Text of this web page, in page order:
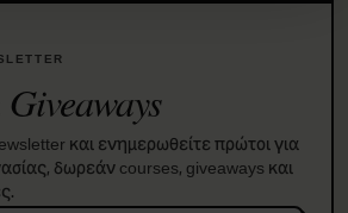
και ενημερωθείτε πρώτοι για
δωρεάν courses, giveaways και